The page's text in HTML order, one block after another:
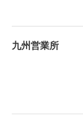
九州営業所